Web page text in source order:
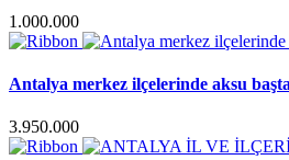
1.000.000
Antalya merkez ilçelerinde aksu
3.950.000